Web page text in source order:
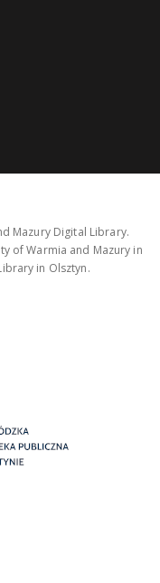
Mazury Digital Library.
of Warmia and Mazury in
in Olsztyn.